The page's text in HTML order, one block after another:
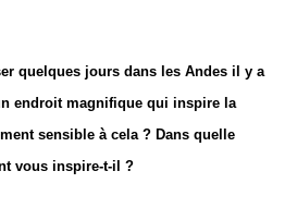
quelques jours dans les Andes il y a
endroit magnifique qui inspire la
sensible à cela ? Dans quelle
vous inspire-t-il ?